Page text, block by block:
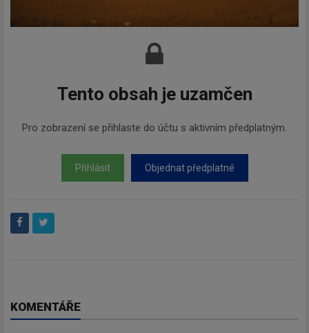
Tento obsah je uzamčen
Pro zobrazení se přihlaste do účtu s aktivním předplatným.
Přihlásit Objednat předplatné
KOMENTÁŘE